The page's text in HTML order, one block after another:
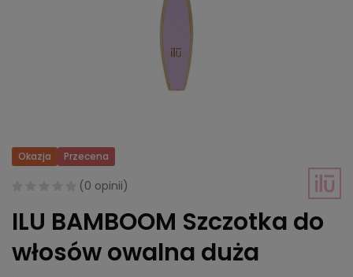
Okazja Przecena
(0 opinii)
ILU BAMBOOM Szczotka do
włosów owalna duża